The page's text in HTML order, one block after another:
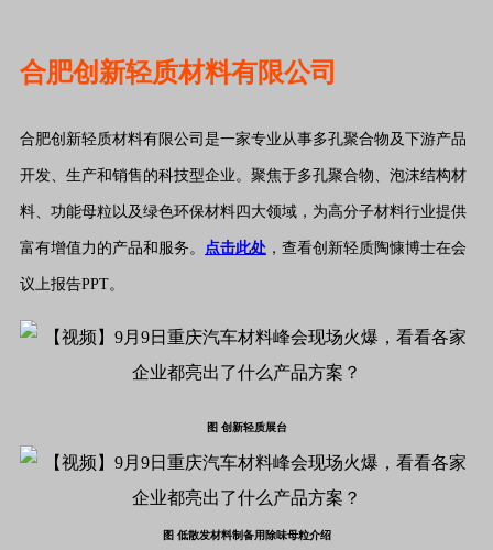
合肥创新轻质材料有限公司
合肥创新轻质材料有限公司是一家专业从事多孔聚合物及下游产品
开发、生产和销售的科技型企业。聚焦于多孔聚合物、泡沫结构材
料、功能母粒以及绿色环保材料四大领域，为高分子材料行业提供
富有增值力的产品和服务。 点击此处 ，查看创新轻质陶慷博士在会
议上报告PPT。
图 创新轻质展台
图 低散发材料制备用除味母粒介绍